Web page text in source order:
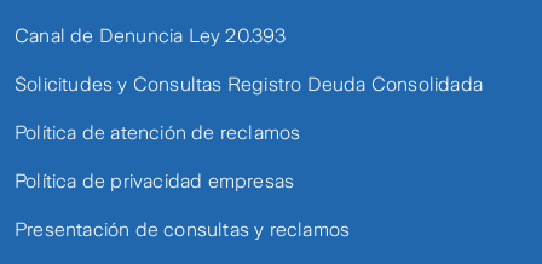
Canal de Denuncia Ley 20.393
Solicitudes y Consultas Registro Deuda Consolidada
Política de atención de reclamos
Política de privacidad empresas
Presentación de consultas y reclamos